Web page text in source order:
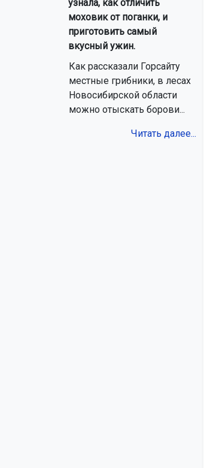
узнала, как отличить
моховик от поганки, и
приготовить самый
вкусный ужин.
Как рассказали Горсайту
местные грибники, в лесах
Новосибирской области
можно отыскать борови...
Читать далее...